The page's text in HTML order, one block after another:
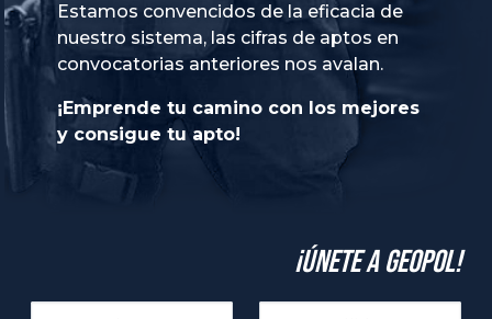
Estamos convencidos de la eficacia de
nuestro sistema, las cifras de aptos en
convocatorias anteriores nos avalan.
¡Emprende tu camino con los mejores
y consigue tu apto!
¡Únete a GeoPol!